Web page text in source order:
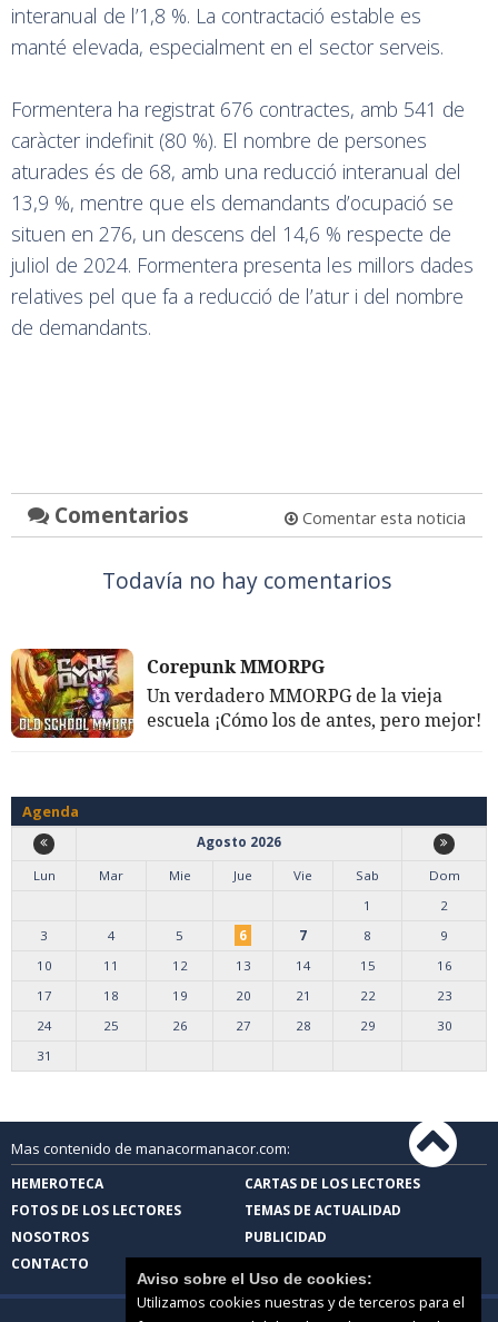
interanual de l’1,8 %. La contractació estable es
manté elevada, especialment en el sector serveis.
Formentera ha registrat 676 contractes, amb 541 de
caràcter indefinit (80 %). El nombre de persones
aturades és de 68, amb una reducció interanual del
13,9 %, mentre que els demandants d’ocupació se
situen en 276, un descens del 14,6 % respecte de
juliol de 2024. Formentera presenta les millors dades
relatives pel que fa a reducció de l’atur i del nombre
de demandants.
Comentarios Comentar esta noticia
Todavía no hay comentarios
Corepunk MMORPG
Un verdadero MMORPG de la vieja
escuela ¡Cómo los de antes, pero mejor!
Agenda
Agosto 2026
Lun
Mar Mie Jue Vie Sab
Dom
1
2
3
4 5 6 7 8
9
10
11 12 13 14 15
16
17
18 19 20 21 22
23
24
25 26 27 28 29
30
31
Mas contenido de manacormanacor.com:
HEMEROTECA
CARTAS DE LOS LECTORES
FOTOS DE LOS LECTORES
TEMAS DE ACTUALIDAD
NOSOTROS
PUBLICIDAD
CONTACTO
Aviso sobre el Uso de cookies:
Utilizamos cookies nuestras y de terceros para el